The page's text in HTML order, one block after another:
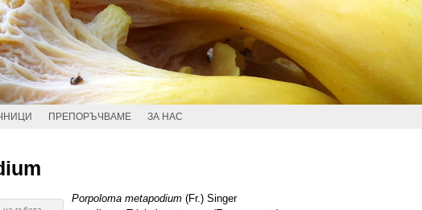
ПРЕПОРЪЧВАМЕ ЗА НАС
Porpoloma metapodium (Fr.) Singer